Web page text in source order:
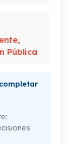
a través
Pública